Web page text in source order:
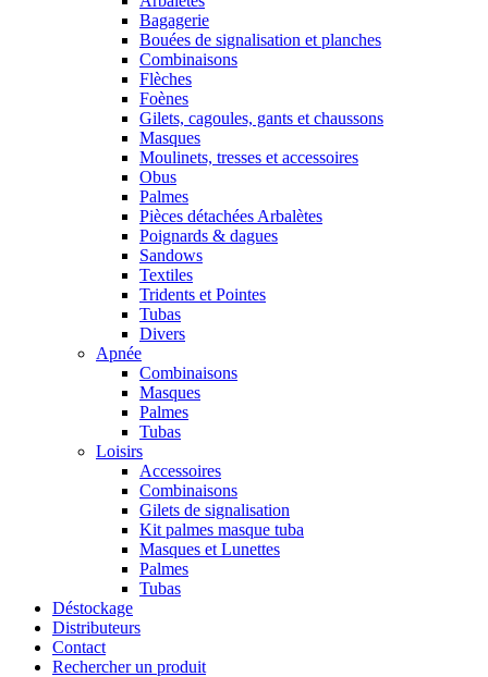
Bagagerie
Bouées de signalisation et planches
Combinaisons
Flèches
Foènes
Gilets, cagoules, gants et chaussons
Masques
Moulinets, tresses et accessoires
Obus
Palmes
Pièces détachées Arbalètes
Poignards & dagues
Sandows
Textiles
Tridents et Pointes
Tubas
Divers
Apnée
Combinaisons
Masques
Palmes
Tubas
Loisirs
Accessoires
Combinaisons
Gilets de signalisation
Kit palmes masque tuba
Masques et Lunettes
Palmes
Tubas
Déstockage
Distributeurs
Contact
Rechercher un produit